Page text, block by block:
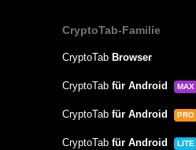
CryptoTab-Familie
CryptoTab Browser
CryptoTab für Android MAX
CryptoTab für Android PRO
CryptoTab für Android LITE